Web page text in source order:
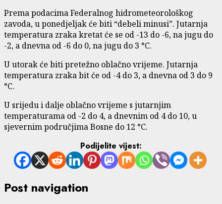
Prema podacima Federalnog hidrometeorološkog
zavoda, u ponedjeljak će biti “debeli minusi”. Jutarnja
temperatura zraka kretat će se od -13 do -6, na jugu do
-2, a dnevna od -6 do 0, na jugu do 3 °C.
U utorak će biti pretežno oblačno vrijeme. Jutarnja
temperatura zraka bit će od -4 do 3, a dnevna od 3 do 9
°C.
U srijedu i dalje oblačno vrijeme s jutarnjim
temperaturama od -2 do 4, a dnevnim od 4 do 10, u
sjevernim područjima Bosne do 12 °C.
Podijelite vijest:
Post navigation